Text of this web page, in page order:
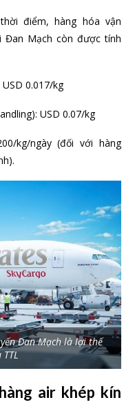
điểm, hàng hóa vận
Đan Mạch còn được tính
0.017/kg
USD 0.07/kg
kg/ngày (đối với hàng
Đan Mạch là lợi thế
air khép kín